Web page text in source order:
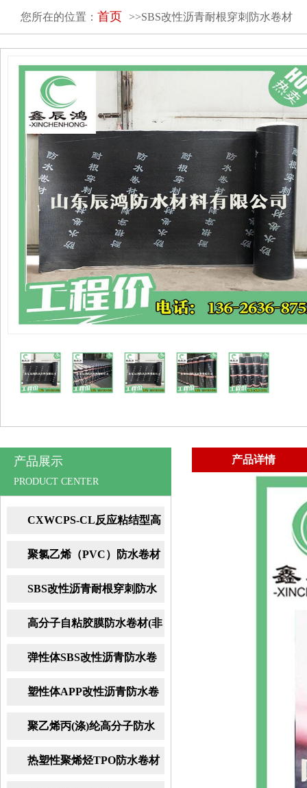
您所在的位置： 首页 >>SBS改性沥青耐根穿刺防水卷材
产品展示
PRODUCT CENTER
CXWCPS-CL反应粘结型高
分子湿铺防水卷材
聚氯乙烯（PVC）防水卷材
SBS改性沥青耐根穿刺防水
卷材
高分子自粘胶膜防水卷材(非
沥青基)
弹性体SBS改性沥青防水卷
材
塑性体APP改性沥青防水卷
材
聚乙烯丙(涤)纶高分子防水
卷材
热塑性聚烯烃TPO防水卷材
产品详情